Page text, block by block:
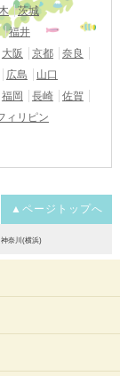
茨城
福井
大阪 京都
奈良
広島
山口
福岡 長崎
佐賀
ィリピン
▲ページトップへ
奈川(横浜)